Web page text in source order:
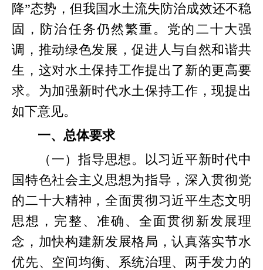
降”态势，但我国水土流失防治成效还不稳
固，防治任务仍然繁重。党的二十大强
调，推动绿色发展，促进人与自然和谐共
生，这对水土保持工作提出了新的更高要
求。为加强新时代水土保持工作，现提出
如下意见。
一、总体要求
（一）指导思想。以习近平新时代中
国特色社会主义思想为指导，深入贯彻党
的二十大精神，全面贯彻习近平生态文明
思想，完整、准确、全面贯彻新发展理
念，加快构建新发展格局，认真落实节水
优先、空间均衡、系统治理、两手发力的